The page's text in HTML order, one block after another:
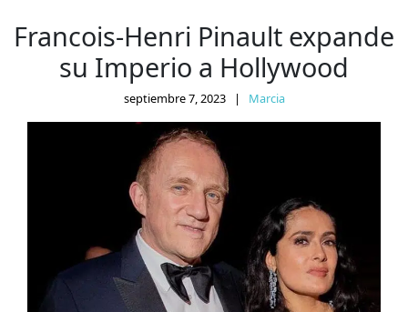
Francois-Henri Pinault expande
su Imperio a Hollywood
septiembre 7, 2023 | Marcia